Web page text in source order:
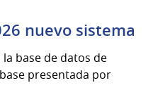
nuevo sistema
base de datos de
presentada por